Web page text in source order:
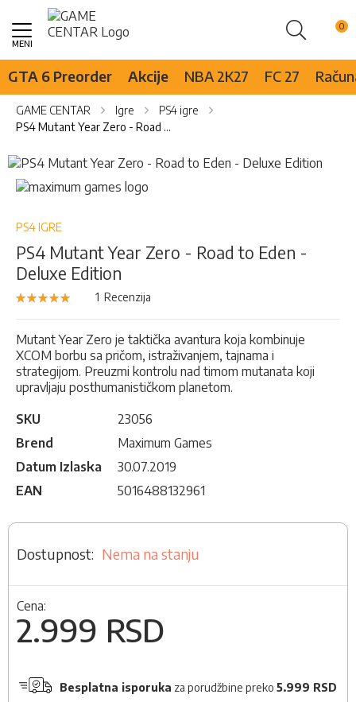
Pretraži
Skip
Content
GTA 6 Preorder Akcije NBA 2K27 FC 27
GAME CENTAR Igre
PS4 igre
PS4 Mutant Year Zero - Road to Eden - Deluxe Edition
Skip
to
the
of
images
gallery
Skip
to
beginning
the
images
gallery
PS4 IGRE
PS4 Mutant Year Zero - Road to Eden -
Deluxe Edition
Rejting:
100
% of 100
1 Recenzija
Mutant Year Zero je taktička avantura koja kombinuje
XCOM borbu sa pričom, istraživanjem, tajnama i
strategijom. Preuzmi kontrolu nad timom mutanata koji
upravljaju posthumanističkom planetom.
SKU
23056
Brend
Maximum Games
Datum Izlaska
30.07.2019
EAN
5016488132961
Nema na stanju
Cena:
2.999 RSD
Besplatna isporuka za porudžbine preko 5.999 RSD